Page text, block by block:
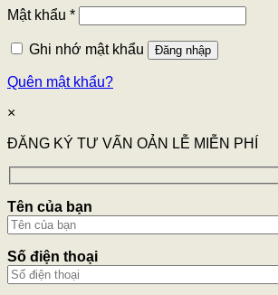
Mật khẩu *
Ghi nhớ mật khẩu Đăng nhập
Quên mật khẩu?
×
ĐĂNG KÝ TƯ VẤN OẢN LỄ MIỄN PHÍ
Tên của bạn
Số điện thoại